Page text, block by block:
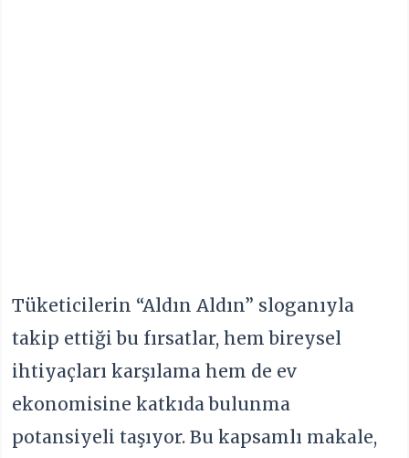
Tüketicilerin “Aldın Aldın” sloganıyla
takip ettiği bu fırsatlar, hem bireysel
ihtiyaçları karşılama hem de ev
ekonomisine katkıda bulunma
potansiyeli taşıyor. Bu kapsamlı makale,